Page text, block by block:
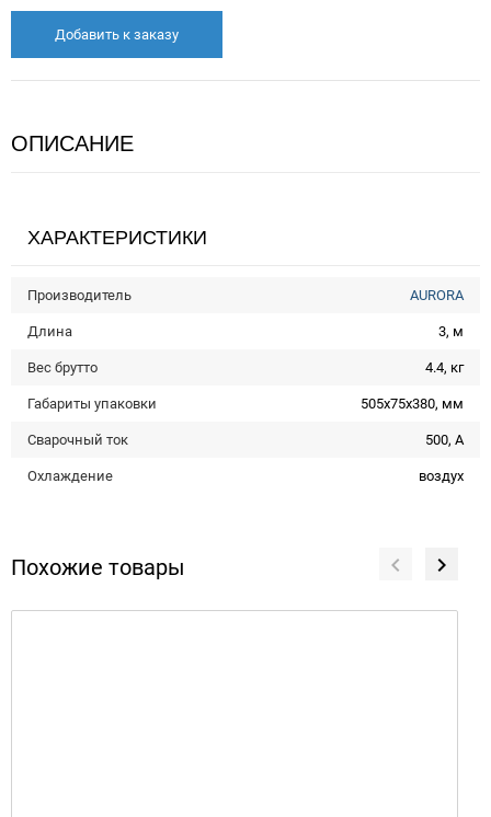
Добавить к заказу
ОПИСАНИЕ
ХАРАКТЕРИСТИКИ
Производитель AURORA
Длина 3, м
Вес брутто 4.4, кг
Габариты упаковки 505х75х380, мм
Сварочный ток 500, А
Охлаждение воздух
Похожие товары